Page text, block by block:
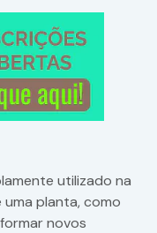
utilizado na
planta, como
novos